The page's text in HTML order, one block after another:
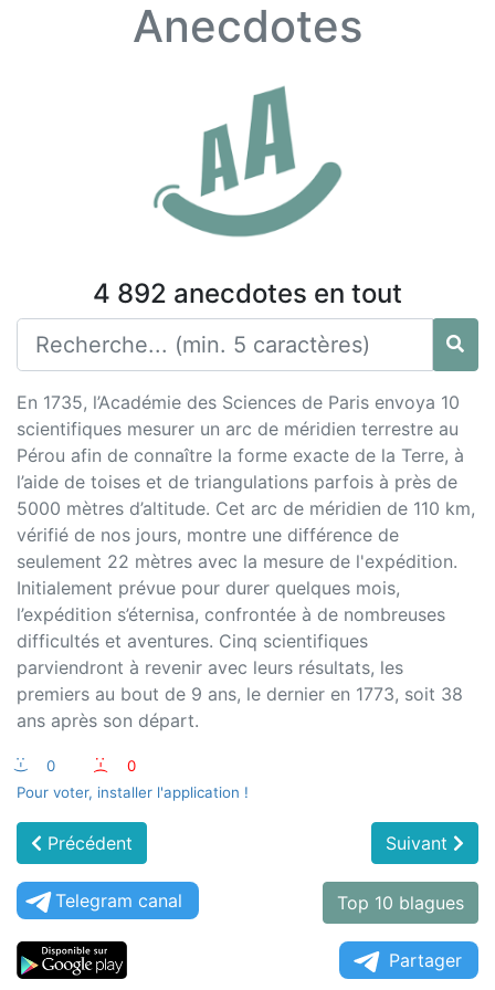
Anecdotes
4 892 anecdotes en tout
En 1735, l’Académie des Sciences de Paris envoya 10
scientifiques mesurer un arc de méridien terrestre au
Pérou afin de connaître la forme exacte de la Terre, à
l’aide de toises et de triangulations parfois à près de
5000 mètres d’altitude. Cet arc de méridien de 110 km,
vérifié de nos jours, montre une différence de
seulement 22 mètres avec la mesure de l'expédition.
Initialement prévue pour durer quelques mois,
l’expédition s’éternisa, confrontée à de nombreuses
difficultés et aventures. Cinq scientifiques
parviendront à revenir avec leurs résultats, les
premiers au bout de 9 ans, le dernier en 1773, soit 38
ans après son départ.
:-) 0 :-(
0
Pour voter, installer l'application !
Précédent Suivant
Telegram canal Top 10 blagues
Partager